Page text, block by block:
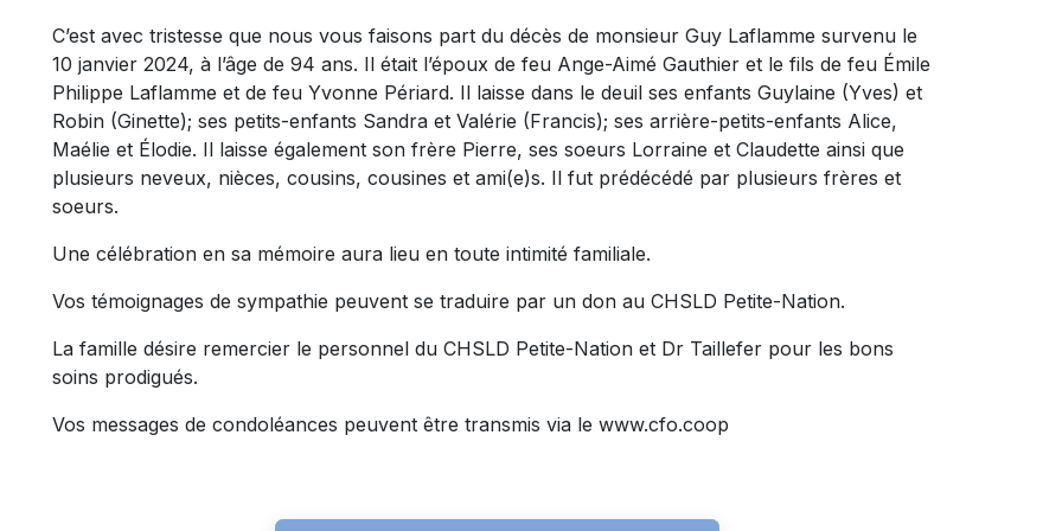
C’est avec tristesse que nous vous faisons part du décès de monsieur Guy Laflamme survenu le
10 janvier 2024, à l’âge de 94 ans. Il était l’époux de feu Ange-Aimé Gauthier et le fils de feu Émile
Philippe Laflamme et de feu Yvonne Périard. Il laisse dans le deuil ses enfants Guylaine (Yves) et
Robin (Ginette); ses petits-enfants Sandra et Valérie (Francis); ses arrière-petits-enfants Alice,
Maélie et Élodie. Il laisse également son frère Pierre, ses soeurs Lorraine et Claudette ainsi que
plusieurs neveux, nièces, cousins, cousines et ami(e)s. Il fut prédécédé par plusieurs frères et
soeurs.
Une célébration en sa mémoire aura lieu en toute intimité familiale.
Vos témoignages de sympathie peuvent se traduire par un don au CHSLD Petite-Nation.
La famille désire remercier le personnel du CHSLD Petite-Nation et Dr Taillefer pour les bons
soins prodigués.
Vos messages de condoléances peuvent être transmis via le www.cfo.coop